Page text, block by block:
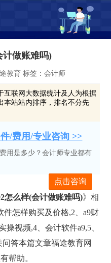
计做账难吗)
教育 标签：会计师
互联网大数据统计及人为根据
本站站内排序，排名不分先
/费用/专业咨询 >>
用是多少？会计师专业都有
点击咨询
怎么样(会计做账难吗)》相
件怎样购买及价格,2、a9财
视频,4、会计软件a9,5、
答本篇文章福途教育网
帮助。